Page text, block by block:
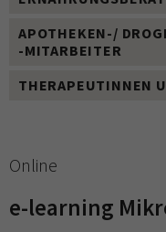
APOTHEKEN-/
-MITARBEITER
THERAPEUTINNEN
Online
e-learning